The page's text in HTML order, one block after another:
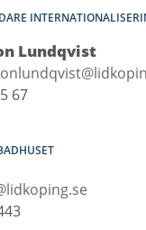
Lundqvist
67